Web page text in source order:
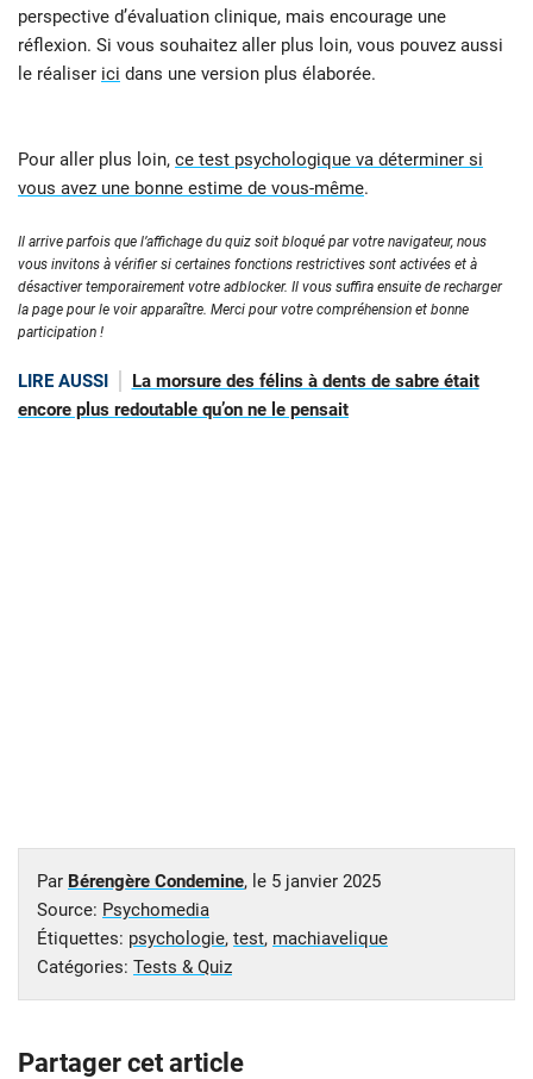
perspective d’évaluation clinique, mais encourage une
réflexion. Si vous souhaitez aller plus loin, vous pouvez aussi
le réaliser ici dans une version plus élaborée.
Pour aller plus loin, ce test psychologique va déterminer si
vous avez une bonne estime de vous-même.
Il arrive parfois que l’affichage du quiz soit bloqué par votre navigateur, nous
vous invitons à vérifier si certaines fonctions restrictives sont activées et à
désactiver temporairement votre adblocker. Il vous suffira ensuite de recharger
la page pour le voir apparaître. Merci pour votre compréhension et bonne
participation !
LIRE AUSSI
La morsure des félins à dents de sabre était
encore plus redoutable qu’on ne le pensait
Par Bérengère Condemine, le 5 janvier 2025
Source: Psychomedia
Étiquettes: psychologie, test, machiavelique
Catégories: Tests & Quiz
Partager cet article